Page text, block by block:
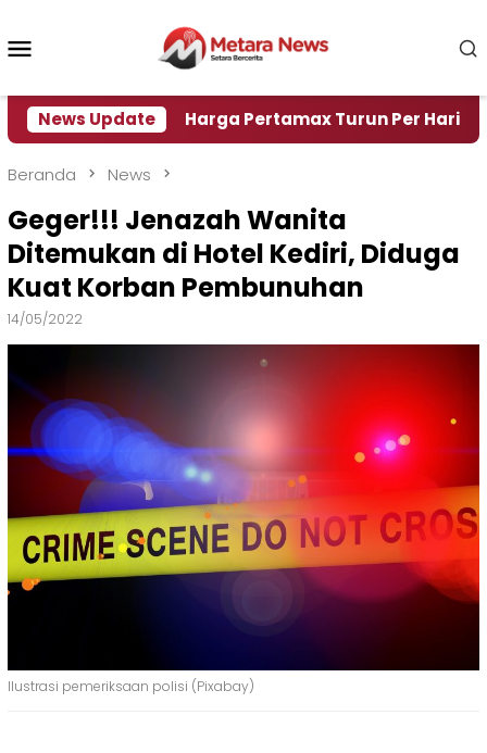
konten
News Update
Air Harga Pertamax Turun Per Hari Ini, Segini
Beranda News
Geger!!! Jenazah Wanita
Ditemukan di Hotel Kediri, Diduga
Kuat Korban Pembunuhan
14/05/2022
Ilustrasi pemeriksaan polisi (Pixabay)